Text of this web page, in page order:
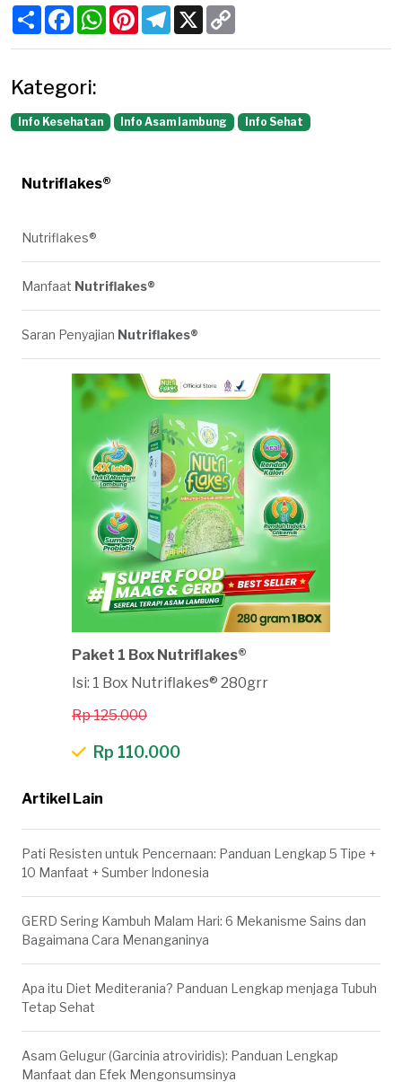
ShareFacebookWhatsApp
PinterestTelegram
X
Kategori:
Info Kesehatan Info Asam lambung Info Sehat
Nutriflakes®
Nutriflakes®
Manfaat Nutriflakes®
Saran Penyajian Nutriflakes®
Paket 1 Box Nutriflakes®
Isi: 1 Box Nutriflakes® 280grr
Rp 125.000
Rp 110.000
Artikel Lain
Pati Resisten untuk Pencernaan: Panduan Lengkap 5 Tipe +
10 Manfaat + Sumber Indonesia
GERD Sering Kambuh Malam Hari: 6 Mekanisme Sains dan
Bagaimana Cara Menanganinya
Apa itu Diet Mediterania? Panduan Lengkap menjaga Tubuh
Tetap Sehat
Asam Gelugur (Garcinia atroviridis): Panduan Lengkap
Manfaat dan Efek Mengonsumsinya